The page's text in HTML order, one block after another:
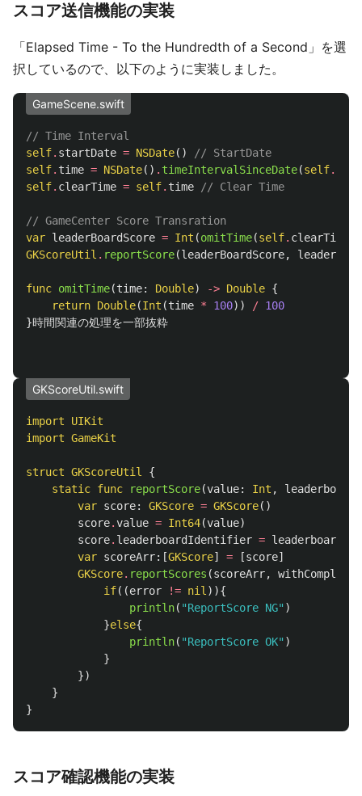
スコア送信機能の実装
「Elapsed Time - To the Hundredth of a Second」を選
択しているので、以下のように実装しました。
GameScene.swift
// Time Interval
self. startDate = NSDate()
// StartDate
self. time = NSDate() . timeIntervalSinceDate(self.
self. clearTime = self. time // Clear Time
// GameCenter Score Transration
var leaderBoardScore = Int (omitTime(self. clearTime
GKScoreUtil . reportScore(leaderBoardScore,
func omitTime(time: Double) -> Double {
return Double(Int (time * 100)) / 100
}時間関連の処理を一部抜粋
GKScoreUtil.swift
import
UIKit
import GameKit
struct GKScoreUtil
{
static func reportScore(value: Int ,
var score: GKScore = GKScore()
score.value = Int64(value)
score. leaderboardIdentifier = leaderboardid
var scoreArr:[GKScore] = [score]
GKScore. reportScores (scoreArr,
if((error != nil)){
println( "ReportScore NG" )
}else{
println( "ReportScore OK" )
}
})
}
}
スコア確認機能の実装